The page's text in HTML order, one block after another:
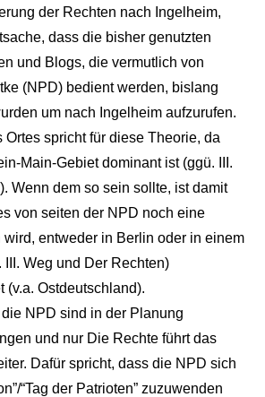
der Rechten nach Ingelheim,
dass die bisher genutzten
und Blogs, die vermutlich von
(NPD) bedient werden, bislang
um nach Ingelheim aufzurufen.
Ortes spricht für diese Theorie, da
Main-Gebiet dominant ist (ggü. III.
Wenn dem so sein sollte, ist damit
von seiten der NPD noch eine
entweder in Berlin oder in einem
Weg und Der Rechten)
(v.a. Ostdeutschland).
NPD sind in der Planung
und nur Die Rechte führt das
Dafür spricht, dass die NPD sich
“Tag der Patrioten” zuzuwenden